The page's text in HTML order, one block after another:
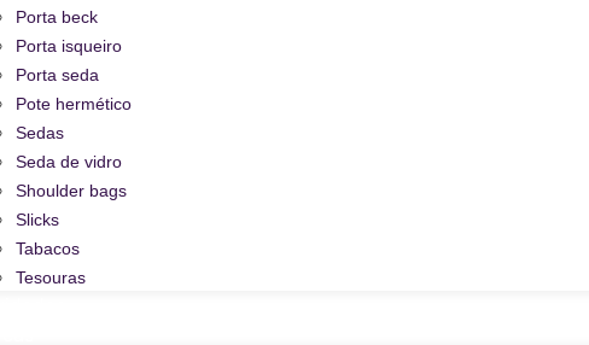
Porta beck
Porta isqueiro
Porta seda
Pote hermético
Sedas
Seda de vidro
Shoulder bags
Slicks
Tabacos
Tesouras